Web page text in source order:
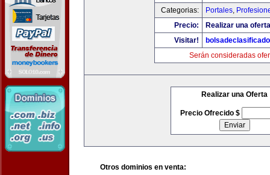
Categorias:
Portales,
Precio:
Realizar una
Visitar!
Serán consideradas
Realizar una Oferta
Precio Ofrecido $
Otros dominios en venta: